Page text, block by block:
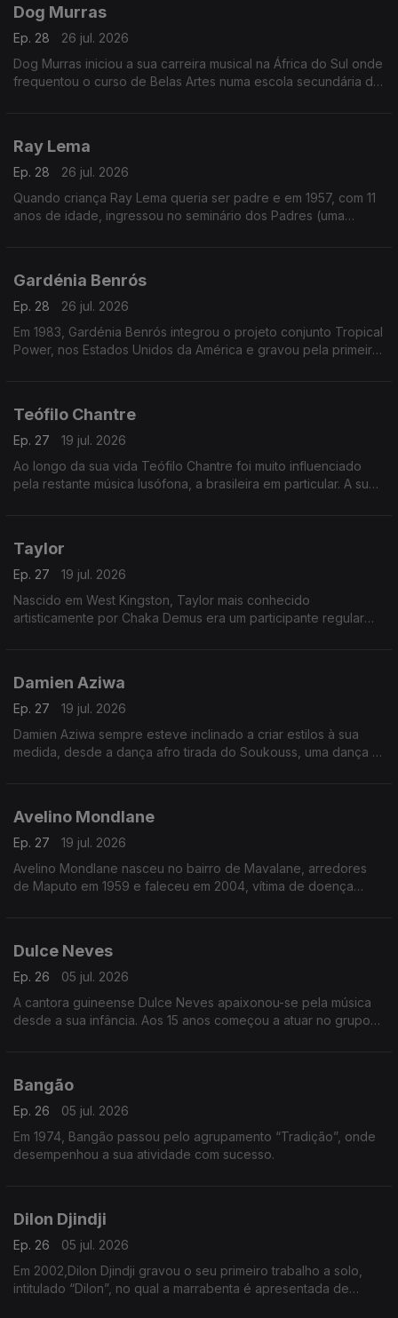
Dog Murras
Ep. 28
26 jul. 2026
Dog Murras iniciou a sua carreira musical na África do Sul onde
frequentou o curso de Belas Artes numa escola secundária de
Ray Lema
Ep. 28
26 jul. 2026
Quando criança Ray Lema queria ser padre e em 1957, com 11
anos de idade, ingressou no seminário dos Padres (uma
Gardénia Benrós
Ep. 28
26 jul. 2026
Em 1983, Gardénia Benrós integrou o projeto conjunto Tropical
Power, nos Estados Unidos da América e gravou pela primeira
Teófilo Chantre
Ep. 27
19 jul. 2026
Ao longo da sua vida Teófilo Chantre foi muito influenciado
pela restante música lusófona, a brasileira em particular. A sua
Taylor
Ep. 27
19 jul. 2026
Nascido em West Kingston, Taylor mais conhecido
artisticamente por Chaka Demus era um participante regular
Damien Aziwa
Ep. 27
19 jul. 2026
Damien Aziwa sempre esteve inclinado a criar estilos à sua
medida, desde a dança afro tirada do Soukouss, uma dança e
Avelino Mondlane
Ep. 27
19 jul. 2026
Avelino Mondlane nasceu no bairro de Mavalane, arredores
de Maputo em 1959 e faleceu em 2004, vítima de doença
Dulce Neves
Ep. 26
05 jul. 2026
A cantora guineense Dulce Neves apaixonou-se pela música
desde a sua infância. Aos 15 anos começou a atuar no grupo
Bangão
Ep. 26
05 jul. 2026
Em 1974, Bangão passou pelo agrupamento “Tradição”, onde
desempenhou a sua atividade com sucesso.
Dilon Djindji
Ep. 26
05 jul. 2026
Em 2002,Dilon Djindji gravou o seu primeiro trabalho a solo,
intitulado “Dilon”, no qual a marrabenta é apresentada de